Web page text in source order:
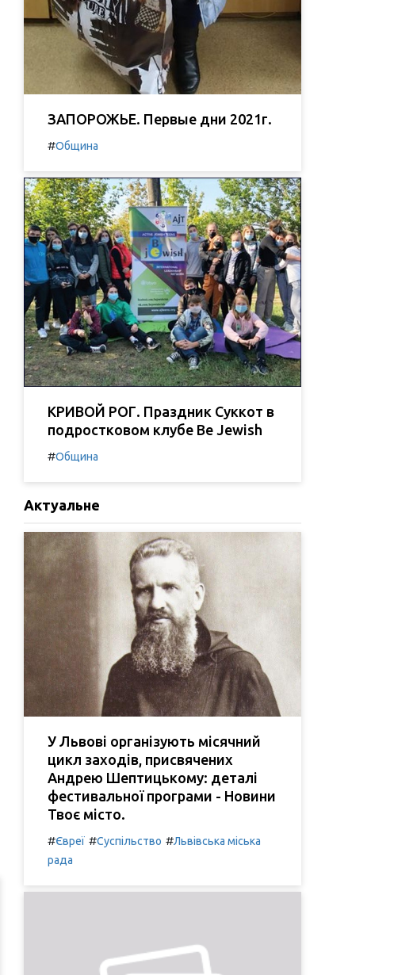
ЗАПОРОЖЬЕ. Первые дни 2021г.
#Община
КРИВОЙ РОГ. Праздник Суккот в
подростковом клубе Be Jewish
#Община
Актуальне
У Львові організують місячний
цикл заходів, присвячених
Андрею Шептицькому: деталі
фестивальної програми - Новини
Твоє місто.
#Євреї #Суспільство #Львівська міська
рада